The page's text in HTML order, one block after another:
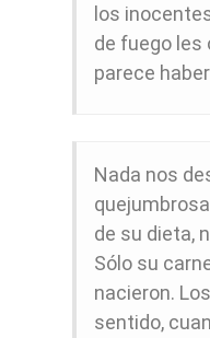
los
de fuego les
parece
Nada nos
de su dieta,
Sólo su
nacieron.
sentido,